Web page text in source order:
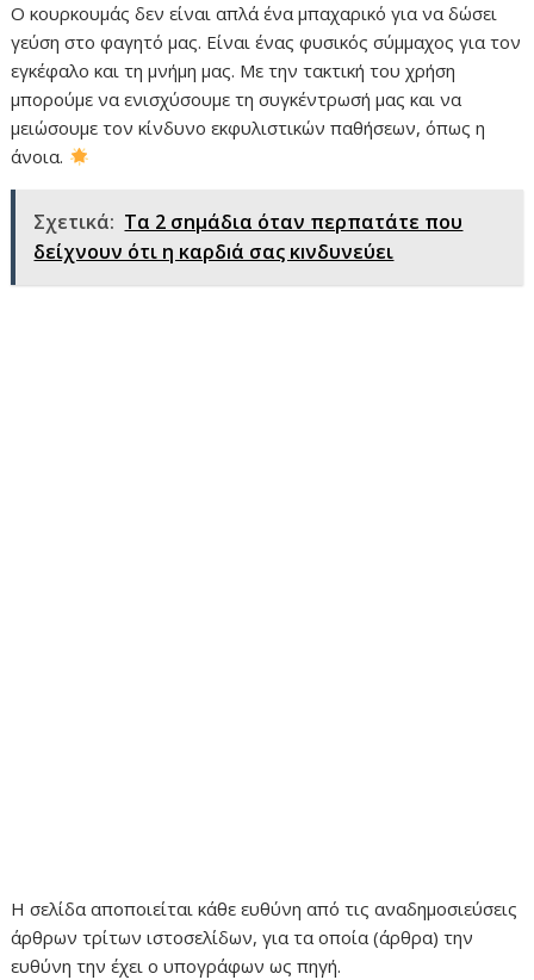
Ο κουρκουμάς δεν είναι απλά ένα μπαχαρικό για να δώσει
γεύση στο φαγητό μας. Είναι ένας φυσικός σύμμαχος για τον
εγκέφαλο και τη μνήμη μας. Με την τακτική του χρήση
μπορούμε να ενισχύσουμε τη συγκέντρωσή μας και να
μειώσουμε τον κίνδυνο εκφυλιστικών παθήσεων, όπως η
άνοια.
Σχετικά: Τα 2 σnμάδια όταν περπατάτε που
δείχνουν ότι η καρδıά σας κıνδυνεύει
Η σελίδα αποποιείται κάθε ευθύνη από τις αναδημοσιεύσεις
άρθρων τρίτων ιστοσελίδων, για τα οποία (άρθρα) την
ευθύνη την έχει ο υπογράφων ως πηγή.